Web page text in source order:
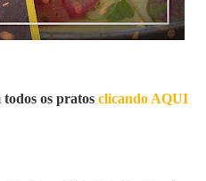
os pratos clicando AQUI